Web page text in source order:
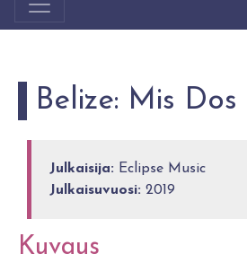
Belize: Mis
Julkaisija: Eclipse Music
Julkaisuvuosi: 2019
Kuvaus